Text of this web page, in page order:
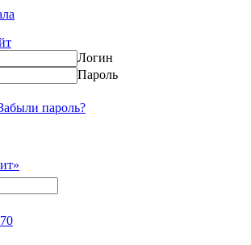
Логин
Пароль
пароль?